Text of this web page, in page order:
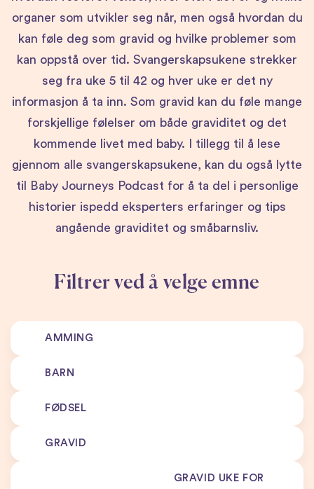
organer som utvikler seg når, men også hvordan du
kan føle deg som gravid og hvilke problemer som
kan oppstå over tid. Svangerskapsukene strekker
seg fra uke 5til 42 og hver uke er det ny
informasjon å ta inn. Som gravid kan du føle mange
forskjellige følelser om både graviditet og det
kommende livet med baby. I tillegg til å lese
gjennom alle svangerskapsukene, kan du også lytte
til Baby Journeys Podcast for å ta del i personlige
historier ispedd eksperters erfaringer og tips
angående graviditet og småbarnsliv.
Filtrer ved å velge emne
AMMING
BARN
FØDSEL
GRAVID
GRAVID UKE FOR